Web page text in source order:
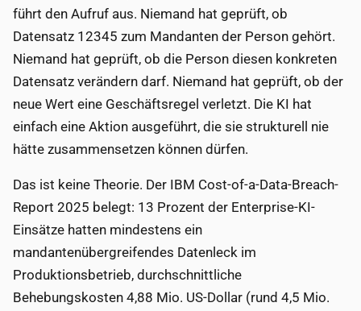
führt den Aufruf aus. Niemand hat geprüft, ob
Datensatz 12345 zum Mandanten der Person gehört.
Niemand hat geprüft, ob die Person diesen konkreten
Datensatz verändern darf. Niemand hat geprüft, ob der
neue Wert eine Geschäftsregel verletzt. Die KI hat
einfach eine Aktion ausgeführt, die sie strukturell nie
hätte zusammensetzen können dürfen.
Das ist keine Theorie. Der IBM Cost-of-a-Data-Breach-
Report 2025 belegt: 13 Prozent der Enterprise-KI-
Einsätze hatten mindestens ein
mandantenübergreifendes Datenleck im
Produktionsbetrieb, durchschnittliche
Behebungskosten 4,88 Mio. US-Dollar (rund 4,5 Mio.